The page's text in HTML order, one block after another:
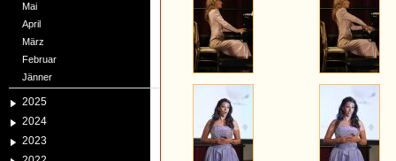
Mai
April
März
Februar
Jänner
2025
2024
2023